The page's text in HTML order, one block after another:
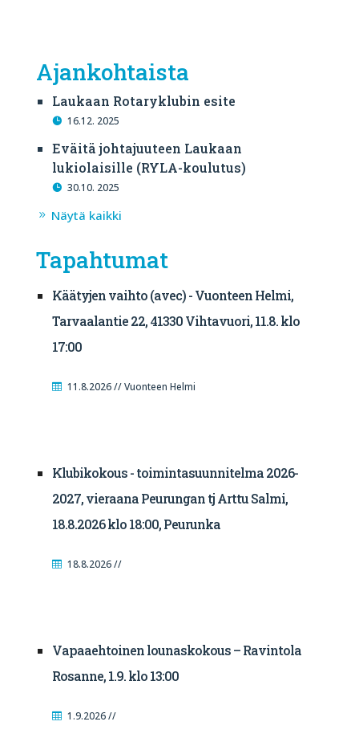
Ajankohtaista
Laukaan Rotaryklubin esite
16.12. 2025
Eväitä johtajuuteen Laukaan
lukiolaisille (RYLA-koulutus)
30.10. 2025
Näytä kaikki
Tapahtumat
Käätyjen vaihto (avec) - Vuonteen Helmi,
Tarvaalantie 22, 41330 Vihtavuori, 11.8. klo
17:00
11.8.2026 // Vuonteen Helmi
Klubikokous - toimintasuunnitelma 2026-
2027, vieraana Peurungan tj Arttu Salmi,
18.8.2026 klo 18:00, Peurunka
18.8.2026 //
Vapaaehtoinen lounaskokous – Ravintola
Rosanne, 1.9. klo 13:00
1.9.2026 //